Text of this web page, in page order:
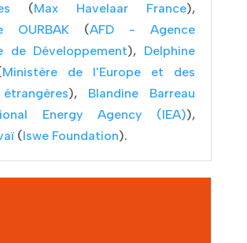
(Max Havelaar France),
OURBAK(AFD - Agence
de Développement), Delphine
Ministère de l'Europe et des
), Blandine Barreau
Energy Agency (IEA)),
(Iswe Foundation).